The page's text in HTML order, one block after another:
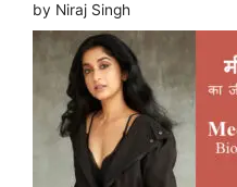
by Niraj Singh